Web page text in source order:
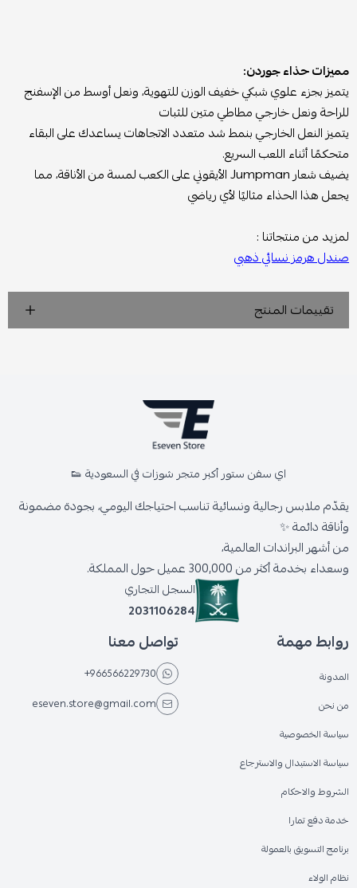
مميزات حذاء جوردن:
يتميز بجزء علوي شبكي خفيف الوزن للتهوية، ونعل أوسط من الإسفنج
للراحة ونعل خارجي مطاطي متين للثبات
يتميز النعل الخارجي بنمط شد متعدد الاتجاهات يساعدك على البقاء
متحكمًا أثناء اللعب السريع.
يضيف شعار Jumpman الأيقوني على الكعب لمسة من الأناقة، مما
يجعل هذا الحذاء مثاليًا لأي رياضي
لمزيد من منتجاتنا :
صندل هرمز نسائي ذهبي
تقييمات المنتج
اي سفن ستور أكبر متجر شوزات في السعودية 👟
يقدّم ملابس رجالية ونسائية تناسب احتياجك اليومي، بجودة مضمونة
وأناقة دائمة ✨
من أشهر البراندات العالمية،
وسعداء بخدمة أكثر من 300,000 عميل حول المملكة.
السجل التجاري
2031106284
روابط مهمة
المدونة
من نحن
سياسة الخصوصية
سياسة الاستبدال والاسترجاع
الشروط والاحكام
خدمة دفع تمارا
برنامج التسويق بالعمولة
نظام الولاء
تواصل معنا
+966566229730
eseven.store@gmail.com